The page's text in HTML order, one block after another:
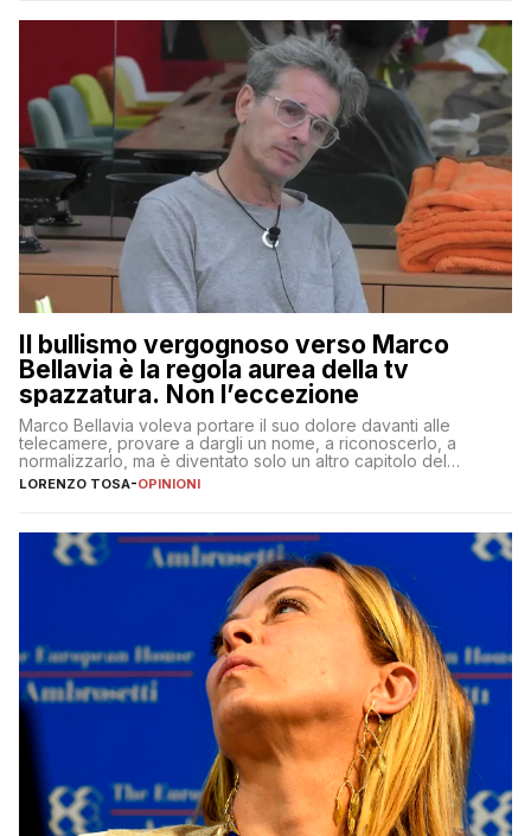
Il bullismo vergognoso verso Marco
Bellavia è la regola aurea della tv
spazzatura. Non l’eccezione
Marco Bellavia voleva portare il suo dolore davanti alle
telecamere, provare a dargli un nome, a riconoscerlo, a
normalizzarlo, ma è diventato solo un altro capitolo del
copione
LORENZO TOSA-OPINIONI